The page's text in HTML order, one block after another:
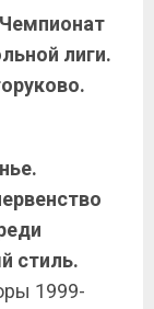
лиги.
стиль.
1999-